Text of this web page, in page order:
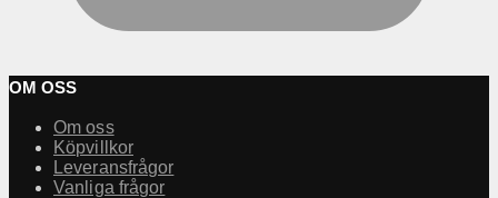
OM OSS
Om oss
Köpvillkor
Leveransfrågor
Vanliga frågor